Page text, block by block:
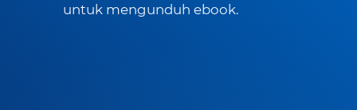
untuk mengunduh ebook.